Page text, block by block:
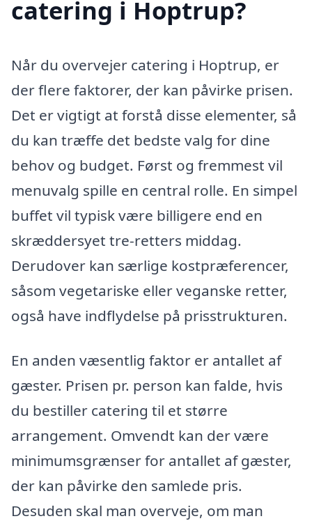
catering i Hoptrup?
Når du overvejer catering i Hoptrup, er
der flere faktorer, der kan påvirke prisen.
Det er vigtigt at forstå disse elementer, så
du kan træffe det bedste valg for dine
behov og budget. Først og fremmest vil
menuvalg spille en central rolle. En simpel
buffet vil typisk være billigere end en
skræddersyet tre-retters middag.
Derudover kan særlige kostpræferencer,
såsom vegetariske eller veganske retter,
også have indflydelse på prisstrukturen.
En anden væsentlig faktor er antallet af
gæster. Prisen pr. person kan falde, hvis
du bestiller catering til et større
arrangement. Omvendt kan der være
minimumsgrænser for antallet af gæster,
der kan påvirke den samlede pris.
Desuden skal man overveje, om man